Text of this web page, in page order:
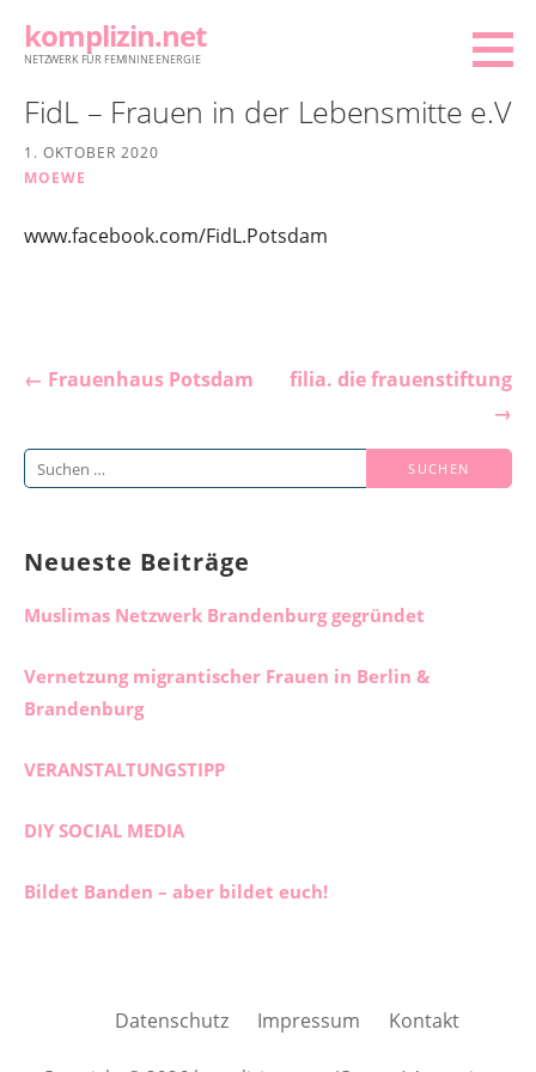
Inhaltkomplizin.net
NETZWERK FÜR FEMININE ENERGIE
FidL – Frauen in der Lebensmitte e.V
1. OKTOBER 2020
MOEWE
www.facebook.com/FidL.Potsdam
Beitragsnavigation
← Frauenhaus Potsdam
filia. die frauenstiftung
→
Suchen
Neueste Beiträge
Muslimas Netzwerk Brandenburg gegründet
Vernetzung migrantischer Frauen in Berlin &
Brandenburg
VERANSTALTUNGSTIPP
DIY SOCIAL MEDIA
Bildet Banden – aber bildet euch!
Datenschutz Impressum Kontakt